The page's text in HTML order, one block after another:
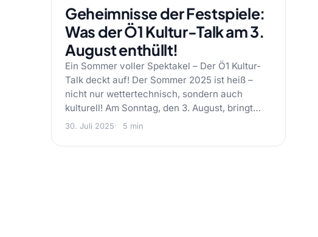
Geheimnisse der Festspiele:
Was der Ö1 Kultur-Talk am 3.
August enthüllt!
Ein Sommer voller Spektakel – Der Ö1 Kultur-
Talk deckt auf! Der Sommer 2025 ist heiß –
nicht nur wettertechnisch, sondern auch
kulturell! Am Sonntag, den 3. August, bringt…
30. Juli 2025 5 min